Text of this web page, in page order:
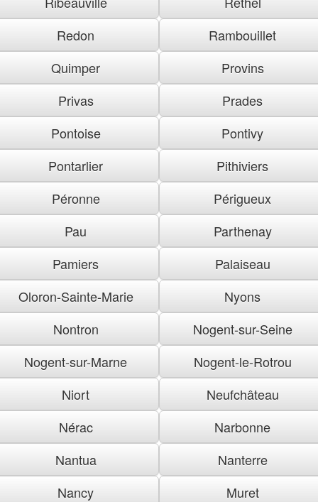
Redon
Rambouillet
Quimper
Provins
Privas
Prades
Pontoise
Pontivy
Pontarlier
Pithiviers
Péronne
Périgueux
Pau
Parthenay
Pamiers
Palaiseau
Oloron-Sainte-Marie
Nyons
Nontron
Nogent-sur-Seine
Nogent-sur-Marne
Nogent-le-Rotrou
Niort
Neufchâteau
Nérac
Narbonne
Nantua
Nanterre
Nancy
Muret